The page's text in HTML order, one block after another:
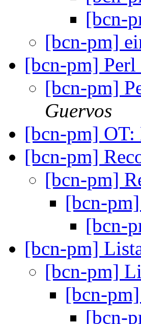
[bcn-
[bcn-pm]
[bcn-pm]
[bcn-pm]
Guervos
[bcn-pm]
[bcn-pm]
[bcn-pm]
[bcn-
[bcn-
[bcn-pm]
[bcn-pm]
[bcn-
[bcn-